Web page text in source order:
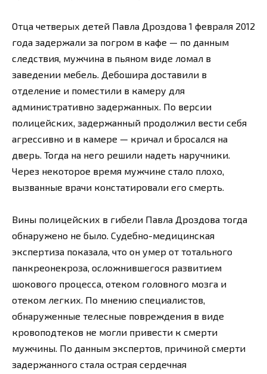
Отца четверых детей Павла Дроздова 1 февраля 2012
года задержали за погром в кафе — по данным
следствия, мужчина в пьяном виде ломал в
заведении мебель. Дебошира доставили в
отделение и поместили в камеру для
административно задержанных. По версии
полицейских, задержанный продолжил вести себя
агрессивно и в камере — кричал и бросался на
дверь. Тогда на него решили надеть наручники.
Через некоторое время мужчине стало плохо,
вызванные врачи констатировали его смерть.
Вины полицейских в гибели Павла Дроздова тогда
обнаружено не было. Судебно-медицинская
экспертиза показала, что он умер от тотального
панкреонекроза, осложнившегося развитием
шокового процесса, отеком головного мозга и
отеком легких. По мнению специалистов,
обнаруженные телесные повреждения в виде
кровоподтеков не могли привести к смерти
мужчины. По данным экспертов, причиной смерти
задержанного стала острая сердечная